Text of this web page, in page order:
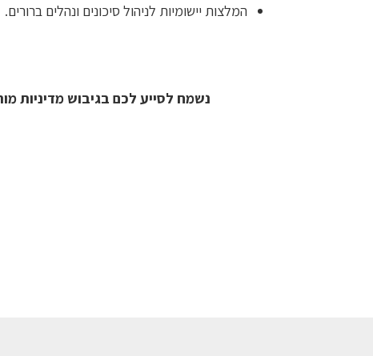
המלצות יישומיות לניהול סיכונים ונהלים ברורים.
נשמח לסייע לכם בגיבוש מדיניות